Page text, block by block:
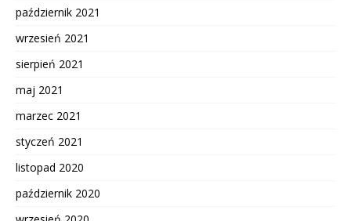
październik 2021
wrzesień 2021
sierpień 2021
maj 2021
marzec 2021
styczeń 2021
listopad 2020
październik 2020